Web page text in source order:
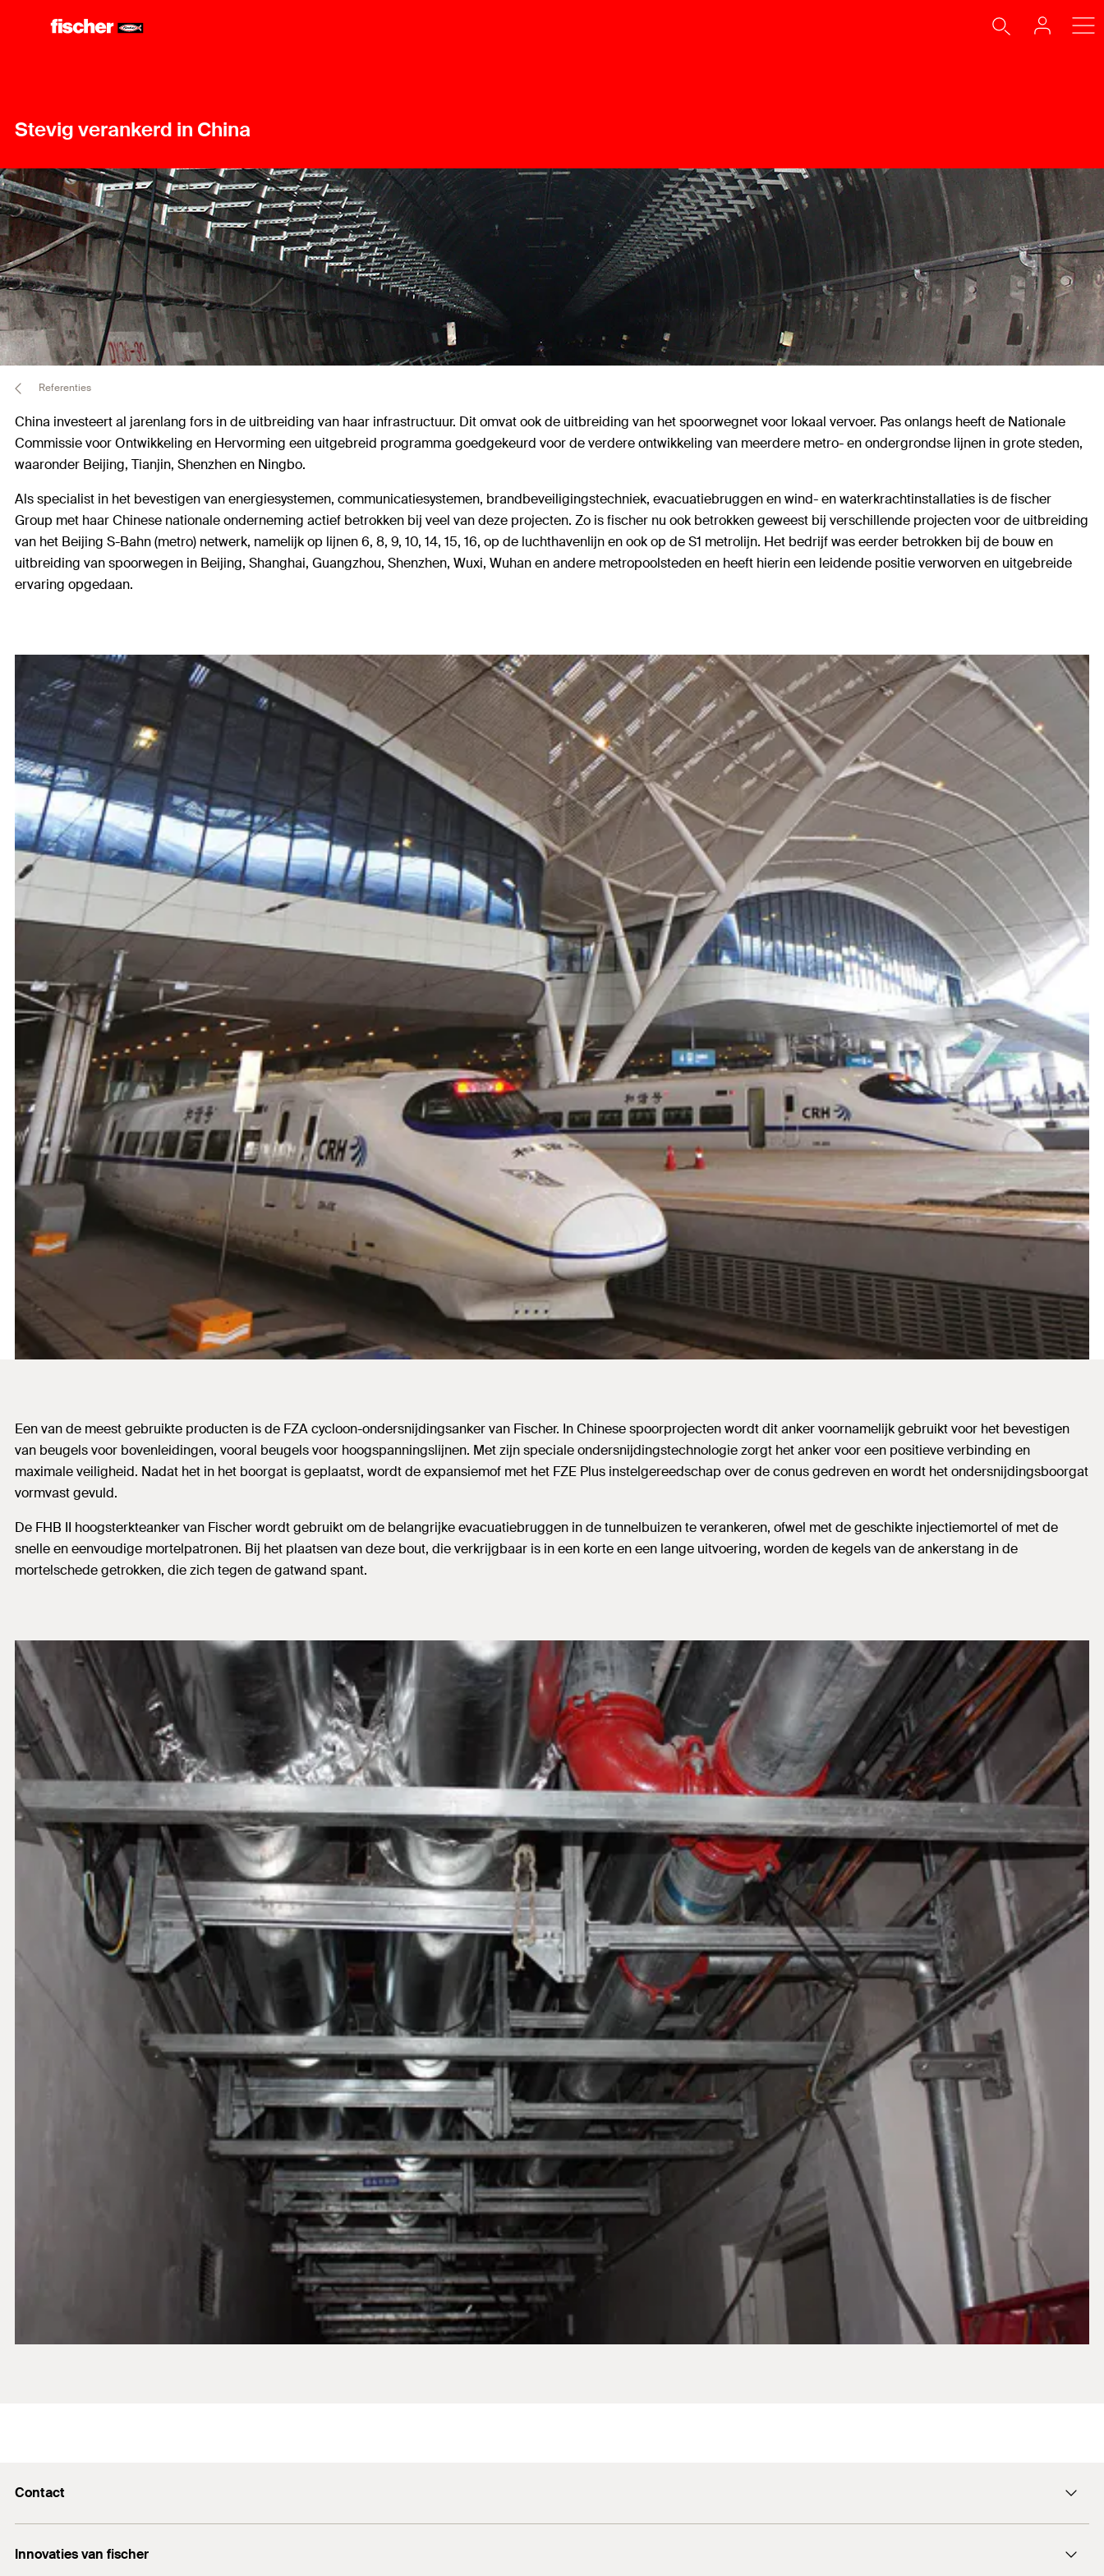
Stevig verankerd in China
Referenties
China investeert al jarenlang fors in de uitbreiding van haar infrastructuur. Dit omvat ook de uitbreiding van het spoorwegnet voor lokaal vervoer. Pas onlangs heeft de Nationale
Commissie voor Ontwikkeling en Hervorming een uitgebreid programma goedgekeurd voor de verdere ontwikkeling van meerdere metro- en ondergrondse lijnen in grote steden,
waaronder Beijing, Tianjin, Shenzhen en Ningbo.
Als specialist in het bevestigen van energiesystemen, communicatiesystemen, brandbeveiligingstechniek, evacuatiebruggen en wind- en waterkrachtinstallaties is de fischer
Group met haar Chinese nationale onderneming actief betrokken bij veel van deze projecten. Zo is fischer nu ook betrokken geweest bij verschillende projecten voor de uitbreiding
van het Beijing S-Bahn (metro) netwerk, namelijk op lijnen 6, 8, 9, 10, 14, 15, 16, op de luchthavenlijn en ook op de S1 metrolijn. Het bedrijf was eerder betrokken bij de bouw en
uitbreiding van spoorwegen in Beijing, Shanghai, Guangzhou, Shenzhen, Wuxi, Wuhan en andere metropoolsteden en heeft hierin een leidende positie verworven en uitgebreide
ervaring opgedaan.
Een van de meest gebruikte producten is de FZA cycloon-ondersnijdingsanker van Fischer. In Chinese spoorprojecten wordt dit anker voornamelijk gebruikt voor het bevestigen
van beugels voor bovenleidingen, vooral beugels voor hoogspanningslijnen. Met zijn speciale ondersnijdingstechnologie zorgt het anker voor een positieve verbinding en
maximale veiligheid. Nadat het in het boorgat is geplaatst, wordt de expansiemof met het FZE Plus instelgereedschap over de conus gedreven en wordt het ondersnijdingsboorgat
vormvast gevuld.
De FHB II hoogsterkteanker van Fischer wordt gebruikt om de belangrijke evacuatiebruggen in de tunnelbuizen te verankeren, ofwel met de geschikte injectiemortel of met de
snelle en eenvoudige mortelpatronen. Bij het plaatsen van deze bout, die verkrijgbaar is in een korte en een lange uitvoering, worden de kegels van de ankerstang in de
mortelschede getrokken, die zich tegen de gatwand spant.
Contact
info@fischer.nl
Innovaties van fischer